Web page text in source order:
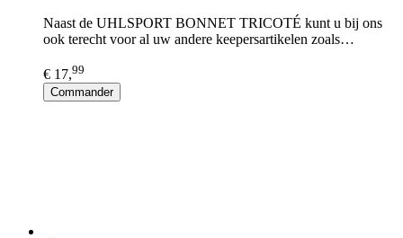
Naast de UHLSPORT BONNET TRICOTÉ kunt u bij ons
ook terecht voor al uw andere keepersartikelen zoals…
€ 17,99
Commander